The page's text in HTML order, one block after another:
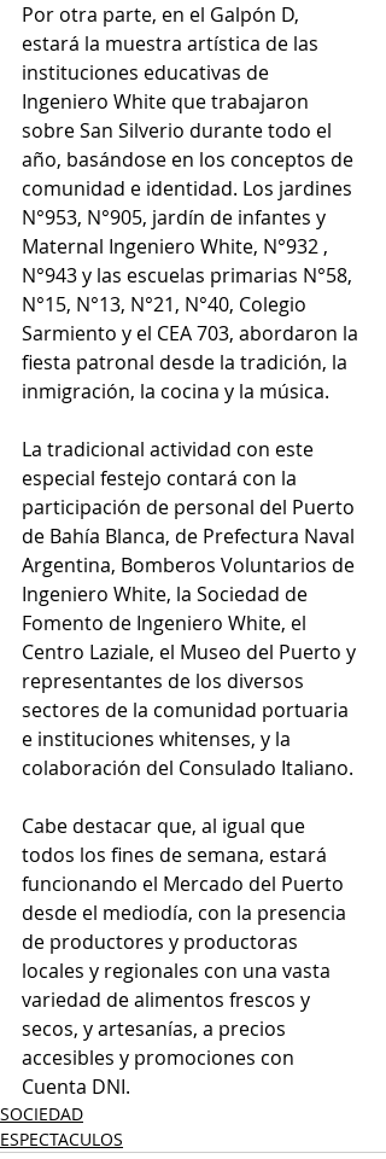
Por otra parte, en el Galpón D,
estará la muestra artística de las
instituciones educativas de
Ingeniero White que trabajaron
sobre San Silverio durante todo el
año, basándose en los conceptos de
comunidad e identidad. Los jardines
N°953, N°905, jardín de infantes y
Maternal Ingeniero White, N°932 ,
N°943 y las escuelas primarias N°58,
N°15, N°13, N°21, N°40, Colegio
Sarmiento y el CEA 703, abordaron la
fiesta patronal desde la tradición, la
inmigración, la cocina y la música.
La tradicional actividad con este
especial festejo contará con la
participación de personal del Puerto
de Bahía Blanca, de Prefectura Naval
Argentina, Bomberos Voluntarios de
Ingeniero White, la Sociedad de
Fomento de Ingeniero White, el
Centro Laziale, el Museo del Puerto y
representantes de los diversos
sectores de la comunidad portuaria
e instituciones whitenses, y la
colaboración del Consulado Italiano.
Cabe destacar que, al igual que
todos los fines de semana, estará
funcionando el Mercado del Puerto
desde el mediodía, con la presencia
de productores y productoras
locales y regionales con una vasta
variedad de alimentos frescos y
secos, y artesanías, a precios
accesibles y promociones con
Cuenta DNI.
SOCIEDAD
ESPECTACULOS